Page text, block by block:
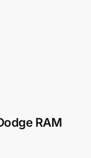
RAM